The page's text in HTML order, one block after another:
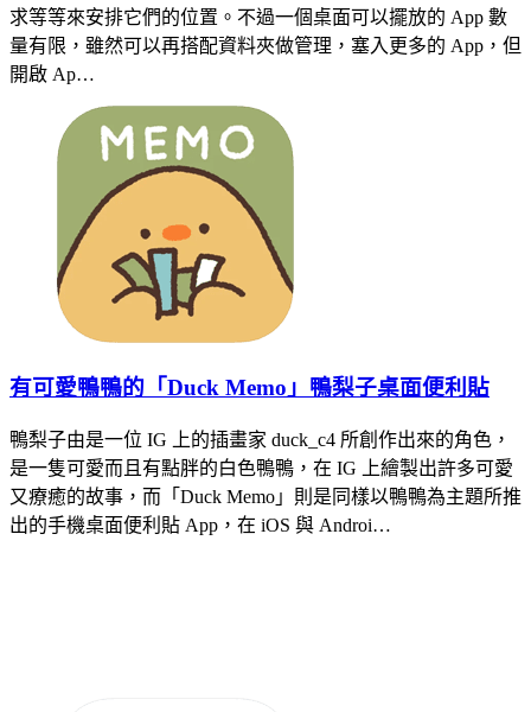
求等等來安排它們的位置。不過一個桌面可以擺放的 App 數
量有限，雖然可以再搭配資料夾做管理，塞入更多的 App，但
開啟 Ap…
有可愛鴨鴨的「Duck Memo」鴨梨子桌面便利貼
鴨梨子由是一位 IG 上的插畫家 duck_c4 所創作出來的角色，
是一隻可愛而且有點胖的白色鴨鴨，在 IG 上繪製出許多可愛
又療癒的故事，而「Duck Memo」則是同樣以鴨鴨為主題所推
出的手機桌面便利貼 App，在 iOS 與 Androi…